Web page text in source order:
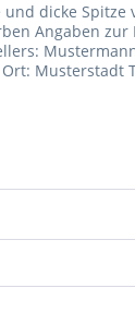
dicke Spitze
Angaben zur
Musterstadt